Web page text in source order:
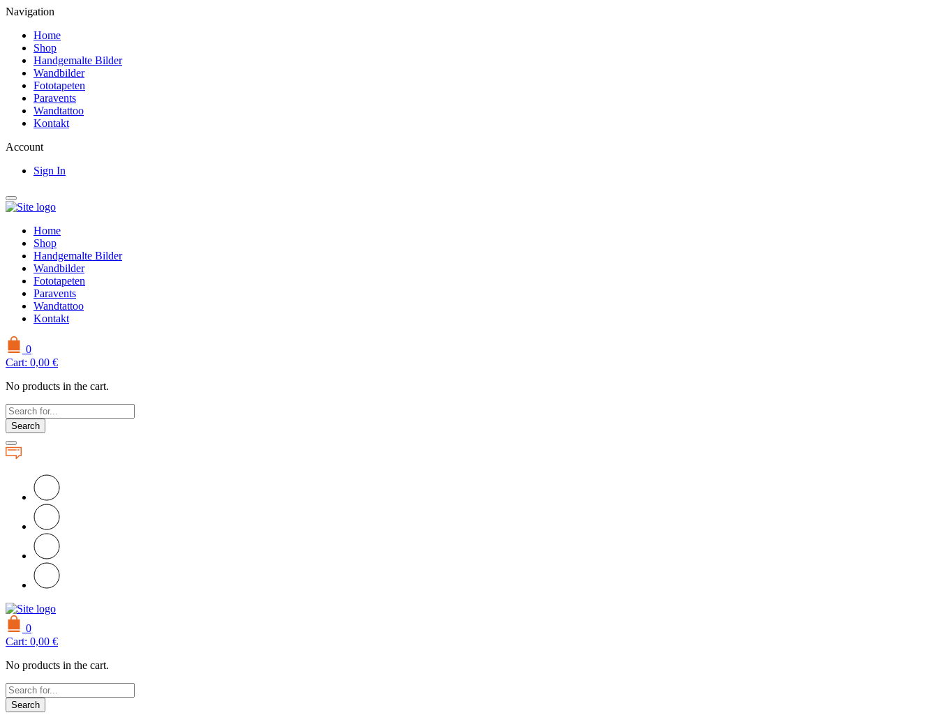
Navigation
Home
Shop
Handgemalte Bilder
Wandbilder
Fototapeten
Paravents
Wandtattoo
Kontakt
Account
Sign In
Home
Shop
Handgemalte Bilder
Wandbilder
Fototapeten
Paravents
Wandtattoo
Kontakt
0
Cart: 0,00 €
No products in the cart.
Search
0
Cart: 0,00 €
No products in the cart.
Search